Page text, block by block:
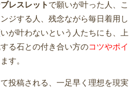
レスレット で願いが叶った人、こ
ジする人、残念ながら毎日着用し
が叶わないという人たちにも、上
る石との付き合い方のコツやポイ
す。
投稿される、一足早く理想を現実